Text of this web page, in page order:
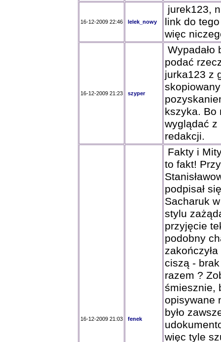
16-12-2009 22:46 lelek_nowy
jurek123,
link do
więc
16-12-2009 21:23 szyper
Wypadało
podać
jurka123 z
kszyka. Bo
wyglądać z
redakcji.
16-12-2009 21:03 fenek
Fakty i
to fakt!
podpisał
Sacharuk
stylu
przyjęcie
podobny
ciszą -
razem ?
śmiesznie,
opisywane
było
więc tyle